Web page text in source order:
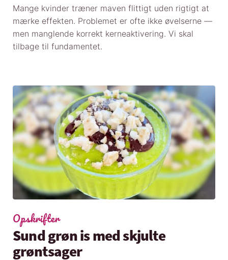
Mange kvinder træner maven flittigt uden rigtigt at
mærke effekten. Problemet er ofte ikke øvelserne —
men manglende korrekt kerneaktivering. Vi skal
tilbage til fundamentet.
Opskrifter
Sund grøn is med skjulte
grøntsager